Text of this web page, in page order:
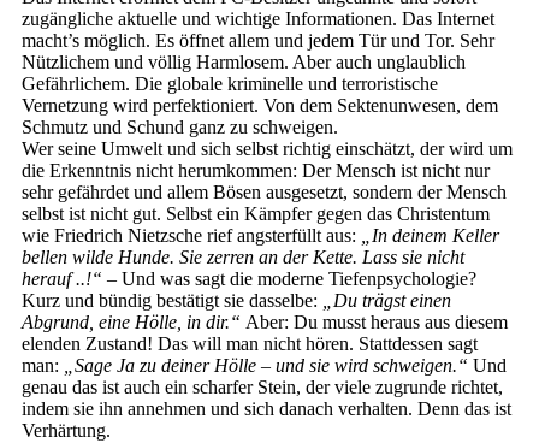
zugängliche aktuelle und wichtige Informationen. Das Internet
macht’s möglich. Es öffnet allem und jedem Tür und Tor. Sehr
Nützlichem und völlig Harmlosem. Aber auch unglaublich
Gefährlichem. Die globale kriminelle und terroristische
Vernetzung wird perfektioniert. Von dem Sektenunwesen, dem
Schmutz und Schund ganz zu schweigen.
Wer seine Umwelt und sich selbst richtig einschätzt, der wird um
die Erkenntnis nicht herumkommen: Der Mensch ist nicht nur
sehr gefährdet und allem Bösen ausgesetzt, sondern der Mensch
selbst ist nicht gut. Selbst ein Kämpfer gegen das Christentum
wie Friedrich Nietzsche rief angsterfüllt aus:
„In deinem Keller
bellen wilde Hunde. Sie zerren an der Kette. Lass sie nicht
herauf ..!“ – Und was sagt die moderne Tiefenpsychologie?
Kurz und bündig bestätigt sie dasselbe:
„Du trägst einen
Abgrund, eine Hölle, in dir.“ Aber: Du musst heraus aus diesem
elenden Zustand! Das will man nicht hören. Stattdessen sagt
man:
„Sage Ja zu deiner Hölle – und sie wird schweigen.“ Und
genau das ist auch ein scharfer Stein, der viele zugrunde richtet,
indem sie ihn annehmen und sich danach verhalten. Denn das ist
Verhärtung.